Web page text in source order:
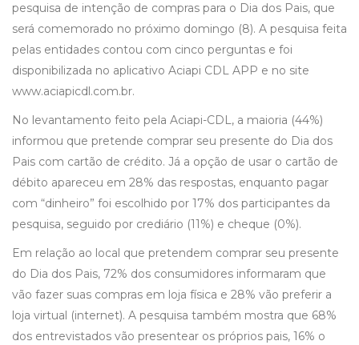
pesquisa de intenção de compras para o Dia dos Pais, que
será comemorado no próximo domingo (8). A pesquisa feita
pelas entidades contou com cinco perguntas e foi
disponibilizada no aplicativo Aciapi CDL APP e no site
www.aciapicdl.com.br.
No levantamento feito pela Aciapi-CDL, a maioria (44%)
informou que pretende comprar seu presente do Dia dos
Pais com cartão de crédito. Já a opção de usar o cartão de
débito apareceu em 28% das respostas, enquanto pagar
com “dinheiro” foi escolhido por 17% dos participantes da
pesquisa, seguido por crediário (11%) e cheque (0%).
Em relação ao local que pretendem comprar seu presente
do Dia dos Pais, 72% dos consumidores informaram que
vão fazer suas compras em loja física e 28% vão preferir a
loja virtual (internet). A pesquisa também mostra que 68%
dos entrevistados vão presentear os próprios pais, 16% o